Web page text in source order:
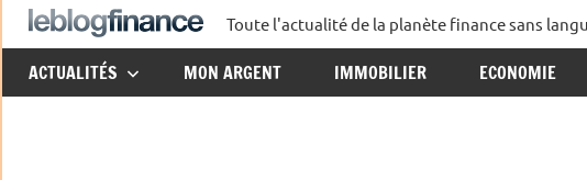
Aller
au
contenu
Le
Blog
Toute l'actualité de la planète finance sans
ACTUALITÉS MON ARGENT IMMOBILIER ECONOMIE